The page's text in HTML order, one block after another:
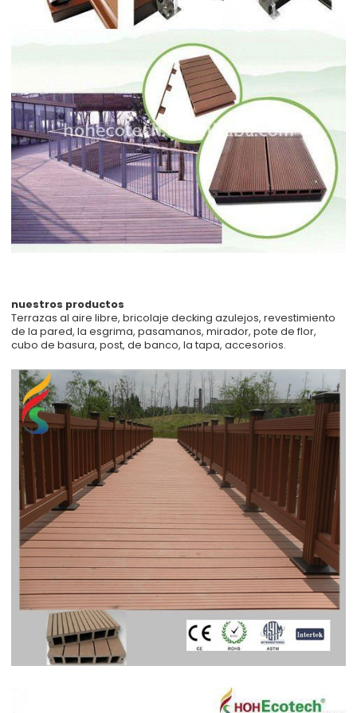
nuestros productos
Terrazas al aire libre, bricolaje decking azulejos, revestimiento
de la pared, la esgrima, pasamanos, mirador, pote de flor,
cubo de basura, post, de banco, la tapa, accesorios.